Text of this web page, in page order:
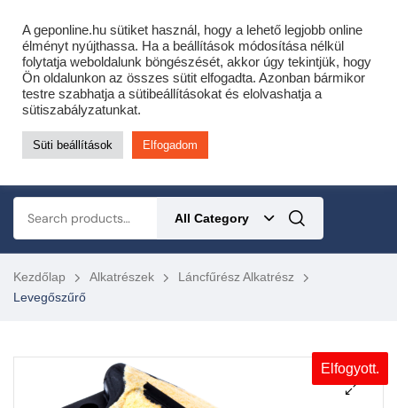
Cofidis expressz online áruhitel 0 % THM-el 10 hónapra!
Most minden akciós HQ láncfűrészhez ajándékba adunk egy fűrészláncot!
Részletek ide kattintva!
KERTÉSZETI – ERDÉSZETI – ÉPÍTŐIPARI GÉP WEBSHOP
All Category
Kezdőlap Alkatrészek
Láncfűrész Alkatrész
Levegőszűrő
Elfogyott.
A geponline.hu sütiket használ, hogy a lehető legjobb online
élményt nyújthassa. Ha a beállítások módosítása nélkül
folytatja weboldalunk böngészését, akkor úgy tekintjük, hogy
Ön oldalunkon az összes sütit elfogadta. Azonban bármikor
testre szabhatja a sütibeállításokat és elolvashatja a
sütiszabályzatunkat.
Süti beállítások Elfogadom